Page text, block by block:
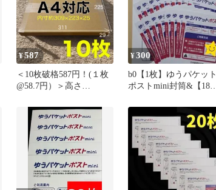
ットポスト 宅急便 防
水 灰色
¥587
＜10枚破格587円！(１枚
@58.7円）＞高さ
コ型 A4 サイズ ネコ
ポス ゆうパケット ク
リックポスト ゆうパケ
ットポスト 格安 発送
用 段ボール ダンボー
ル 10枚
¥300
b0【1枚】ゆうパケット
ポストmini封筒&【18
シール